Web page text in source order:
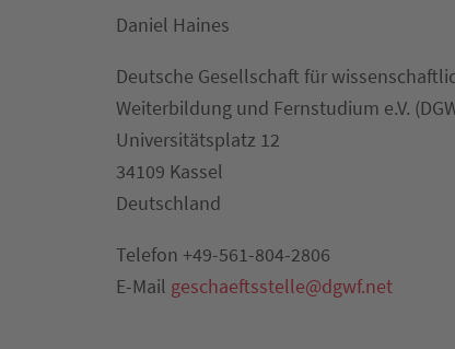
Daniel Haines
Deutsche Gesellschaft für
Weiterbildung und Fernstudium e.V.
Universitätsplatz 12
34109 Kassel
Deutschland
Telefon +49-561-804-2806
E-Mail geschaeftsstelle@dgwf.net